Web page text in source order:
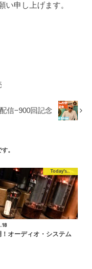
い申し上げます。
信−900回記念
。
Today's..
！オーディオ・システム